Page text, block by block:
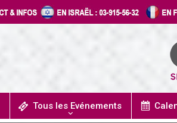
Tous les Evénements